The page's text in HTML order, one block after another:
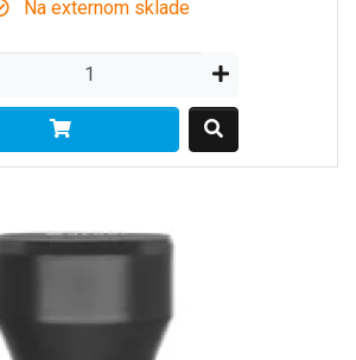
Na externom sklade